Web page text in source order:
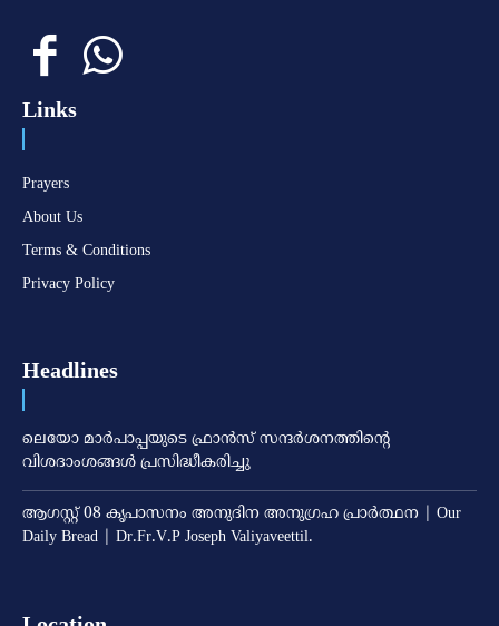
Links
Prayers
About Us
Terms & Conditions
Privacy Policy
Headlines
ലെയോ മാര്‍പാപ്പയുടെ ഫ്രാന്‍സ് സന്ദര്‍ശനത്തിന്റെ
വിശദാംശങ്ങള്‍ പ്രസിദ്ധീകരിച്ചു
ആഗസ്റ്റ് 08 കൃപാസനം അനുദിന അനുഗ്രഹ പ്രാർത്ഥന | Our
Daily Bread | Dr.Fr.V.P Joseph Valiyaveettil.